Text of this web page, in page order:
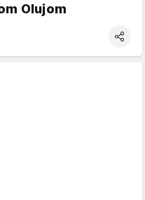
Olujom